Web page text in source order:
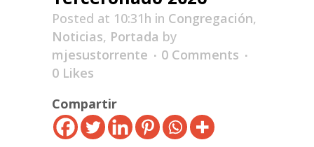
Posted at 10:31h in Congregación,
Noticias, Portada by
mjesustorrente
0 Comments
0 Likes
Compartir